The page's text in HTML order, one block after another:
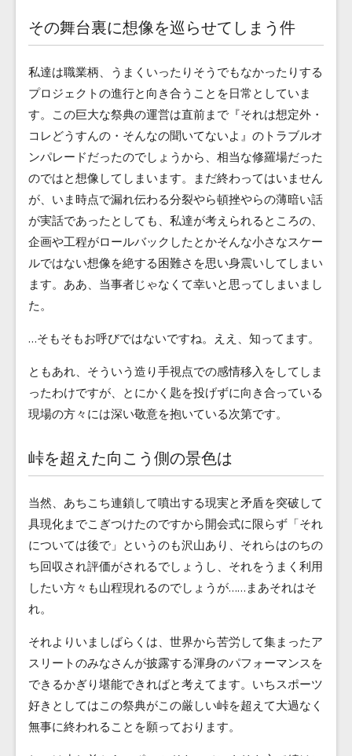
その舞台裏に想像を巡らせてしまう件
私達は職業柄、うまくいったりそうでもなかったりする
プロジェクトの進行と向き合うことを日常としていま
す。この巨大な祭典の運営は直前まで『それは想定外・
コレどうすんの・そんなの聞いてないよ』のトラブルオ
ンパレードだったのでしょうから、相当な修羅場だった
のではと想像してしまいます。まだ終わってはいません
が、いま時点で漏れ伝わる分裂やら頓挫やらの薄暗い話
が実話であったとしても、私達が考えられるところの、
企画や工程がロールバックしたとかそんな小さなスケー
ルではない想像を絶する困難さを思い身震いしてしまい
ます。ああ、当事者じゃなくて幸いと思ってしまいまし
た。
…そもそもお呼びではないですね。ええ、知ってます。
ともあれ、そういう造り手視点での感情移入をしてしま
ったわけですが、とにかく匙を投げずに向き合っている
現場の方々には深い敬意を抱いている次第です。
峠を超えた向こう側の景色は
当然、あちこち連鎖して噴出する現実と矛盾を突破して
具現化までこぎつけたのですから開会式に限らず「それ
については後で」というのも沢山あり、それらはのちの
ち回収され評価がされるでしょうし、それをうまく利用
したい方々も山程現れるのでしょうが……まあそれはそ
れ。
それよりいましばらくは、世界から苦労して集まったア
スリートのみなさんが披露する渾身のパフォーマンスを
できるかぎり堪能できればと考えてます。いちスポーツ
好きとしてはこの祭典がこの厳しい峠を超えて大過なく
無事に終われることを願っております。